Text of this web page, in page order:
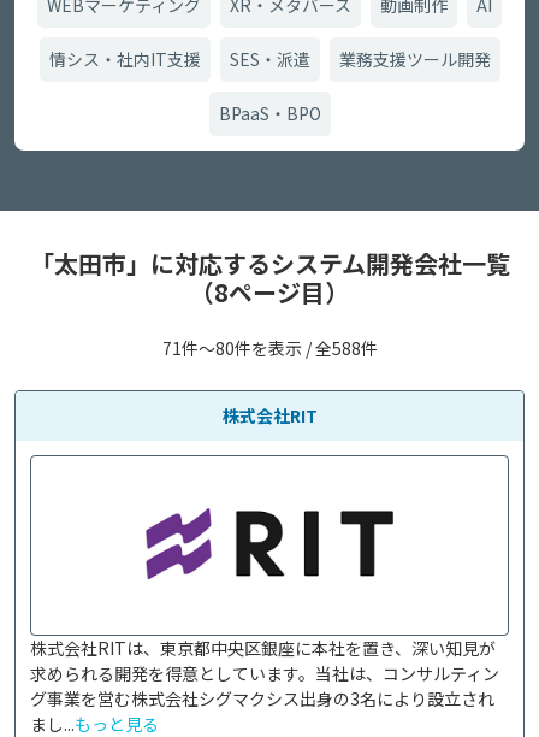
WEBマーケティング XR・メタバース 動画制作 AI
情シス・社内IT支援 SES・派遣 業務支援ツール開発
BPaaS・BPO
「太田市」に対応するシステム開発会社一覧
（8ページ目）
71件〜80件を表示 / 全588件
株式会社RIT
株式会社RITは、東京都中央区銀座に本社を置き、深い知見が
求められる開発を得意としています。当社は、コンサルティン
グ事業を営む株式会社シグマクシス出身の3名により設立され
まし...もっと見る